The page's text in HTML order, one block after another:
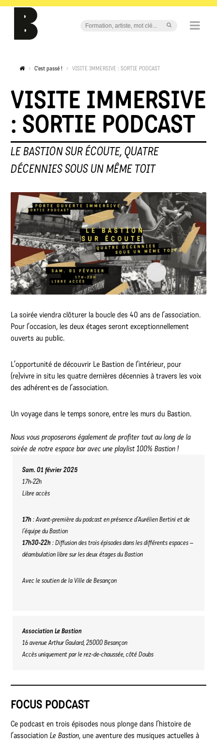
C'est passé ! VISITE IMMERSIVE : SORTIE PODCAST
VISITE IMMERSIVE
: SORTIE PODCAST
LE BASTION SUR ÉCOUTE, QUATRE
DÉCENNIES SOUS UN MÊME TOIT
La soirée viendra clôturer la boucle des 40 ans de l’association.
Pour l’occasion, les deux étages seront exceptionnellement
ouverts au public.
L’opportunité de découvrir Le Bastion de l’intérieur, pour
(re)vivre in situ les quatre dernières décennies à travers les voix
des adhérent·es de l’association.
Un voyage dans le temps sonore, entre les murs du Bastion.
Nous vous proposerons également de profiter tout au long de la
soirée de notre espace bar avec une playlist 100% Bastion !
Sam. 01 février 2025
17h-22h
Libre accès
17h : Avant-première du podcast en présence d’Aurélien Bertini et de
l’équipe du Bastion
17h30-22h : Diffusion des trois épisodes dans les différents espaces –
déambulation libre sur les deux étages du Bastion
Avec le soutien de la Ville de Besançon
Association Le Bastion
16 avenue Arthur Gaulard, 25000 Besançon
Accès uniquement par le rez-de-chaussée, côté Doubs
FOCUS PODCAST
Ce podcast en trois épisodes nous plonge dans l’histoire de
l’associationLe Bastion, une aventure des musiques actuelles à